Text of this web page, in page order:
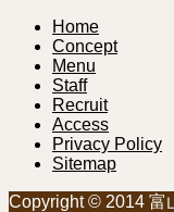
Home
Concept
Menu
Staff
Recruit
Access
Privacy Policy
Sitemap
Copyright © 2014